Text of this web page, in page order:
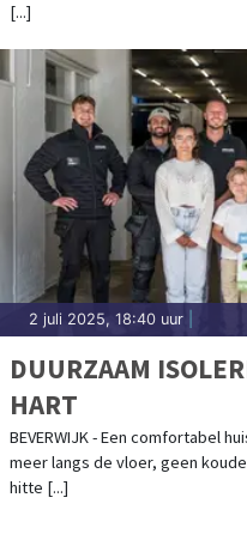
[...]
2 juli 2025, 18:40 uur
DUURZAAM
HART
BEVERWIJK - Een comfortabel
meer langs de vloer, geen
hitte [...]